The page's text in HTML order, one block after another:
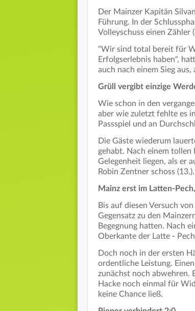
Der Mainzer Kapitän
Führung. In der
Volleyschuss einen Zähler
"Wir sind total bereit für
Erfolgserlebnis haben",
auch nach einem Sieg
Grüll vergibt einzige
Wie schon in den
aber wie zuletzt fehlte es
Passspiel und an
Die Gäste wiederum
gehabt. Nach einem tollen
Gelegenheit liegen, als er
Robin Zentner schoss (13.).
Mainz erst im Latten-
Bis auf diesen Versuch
Gegensatz zu den
Begegnung hatten. Nach
Oberkante der Latte -
Doch noch in der ersten
ordentliche Leistung.
zunächst noch abwehren.
Hacke noch einmal für
keine Chance ließ.